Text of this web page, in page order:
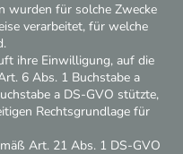
wurden für solche Zwecke
verarbeitet, für welche
ihre Einwilligung, auf die
6 Abs. 1 Buchstabe a
a DS-GVO stützte,
Rechtsgrundlage für
Art. 21 Abs. 1 DS-GVO